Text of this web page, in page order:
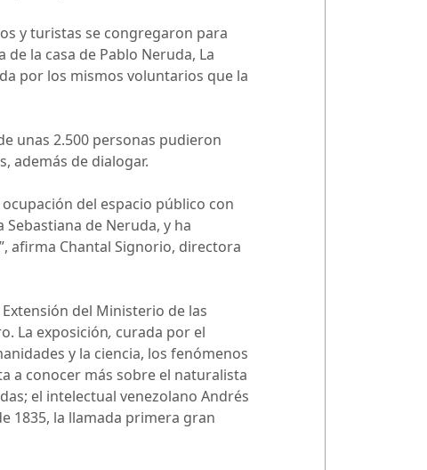
y turistas se congregaron para
la casa de Pablo Neruda, La
por los mismos voluntarios que la
unas 2.500 personas pudieron
además de dialogar.
del espacio público con
de Neruda, y ha
afirma Chantal Signorio, directora
del Ministerio de las
La exposición, curada por el
y la ciencia, los fenómenos
a conocer más sobre el naturalista
el intelectual venezolano Andrés
1835, la llamada primera gran